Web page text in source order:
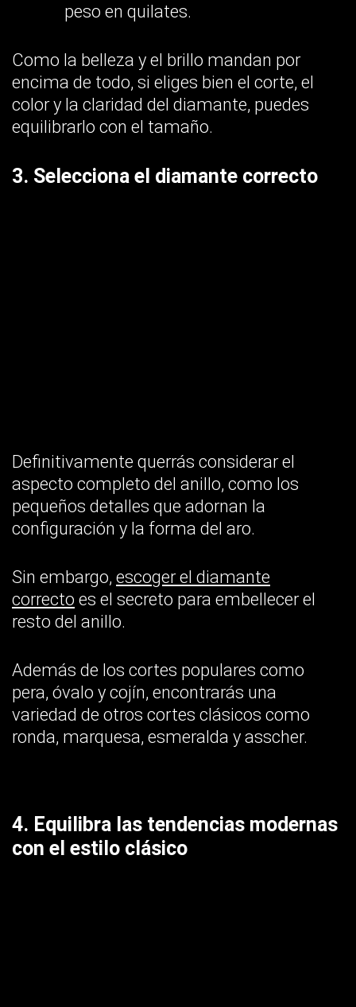
peso en quilates.
Como la belleza y el brillo mandan por
encima de todo, si eliges bien el corte, el
color y la claridad del diamante, puedes
equilibrarlo con el tamaño.
3. Selecciona el diamante correcto
resto del anillo.
Además de los cortes populares como
pera, óvalo y cojín, encontrarás una
ronda, marquesa, esmeralda y asscher.
4. Equilibra las tendencias modernas
con el estilo clásico
clásico y atemporal.